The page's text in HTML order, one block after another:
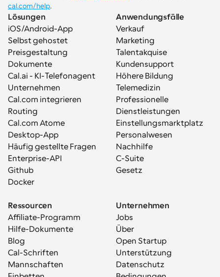
cal.com/help.
Lösungen
iOS/Android-App
Selbst gehostet
Preisgestaltung
Dokumente
Cal.ai - KI-Telefonagent
Unternehmen
Cal.com integrieren
Routing
Cal.com Atome
Desktop-App
Häufig gestellte Fragen
Enterprise-API
Github
Docker
Anwendungsfälle
Verkauf
Marketing
Talentakquise
Kundensupport
Höhere Bildung
Telemedizin
Professionelle
Dienstleistungen
Einstellungsmarktplatz
Personalwesen
Nachhilfe
C-Suite
Gesetz
Ressourcen
Affiliate-Programm
Hilfe-Dokumente
Blog
Cal-Schriften
Mannschaften
Unternehmen
Jobs
Über
Open Startup
Unterstützung
Datenschutz